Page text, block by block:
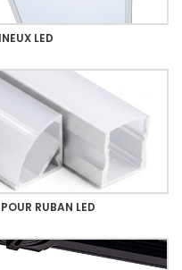
LED
RUBAN LED